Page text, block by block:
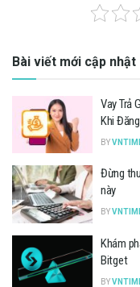
Bài viết mới cập nhật
Vay Trả
Khi
BY
Đừng
này
BY
Khám
Bitget
BY